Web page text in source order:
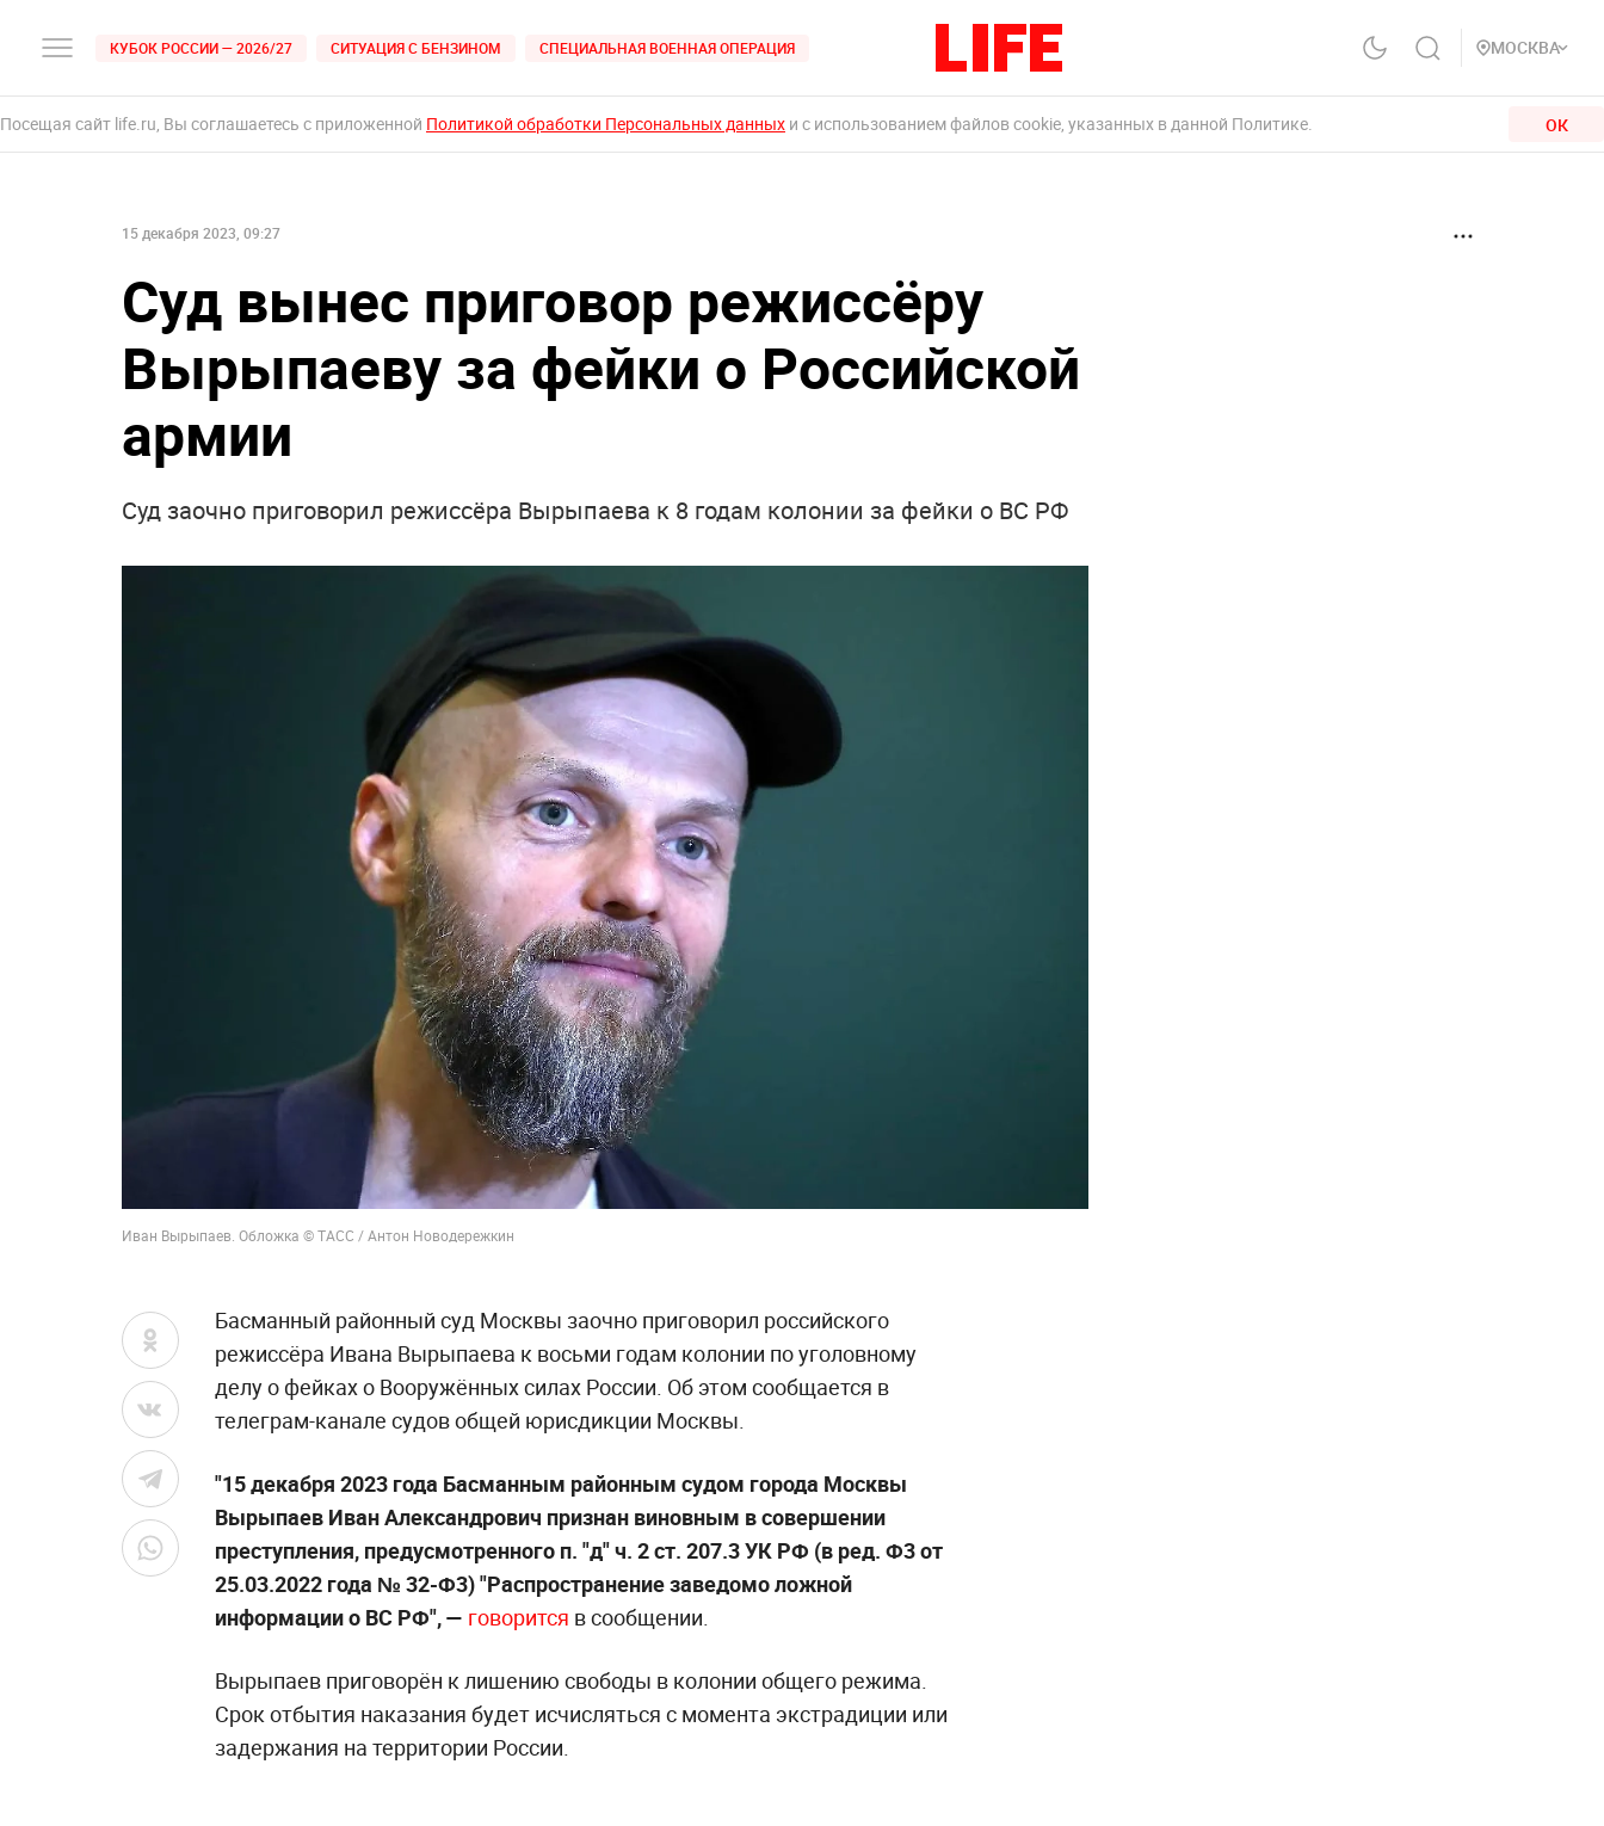
КУБОК РОССИИ — 2026/27 СИТУАЦИЯ С БЕНЗИНОМ СПЕЦИАЛЬНАЯ ВОЕННАЯ ОПЕРАЦИЯ МОСКВА
Посещая сайт life.ru, Вы соглашаетесь с приложенной Политикой обработки Персональных данных и с использованием файлов cookie, указанных в данной Политике. ОК
15 декабря 2023, 09:27
Суд вынес приговор режиссёру
Вырыпаеву за фейки о Российской
армии
Суд заочно приговорил режиссёра Вырыпаева к 8 годам колонии за фейки о ВС РФ
Иван Вырыпаев. Обложка © ТАСС / Антон Новодережкин
Басманный районный суд Москвы заочно приговорил российского
режиссёра Ивана Вырыпаева к восьми годам колонии по уголовному
делу о фейках о Вооружённых силах России. Об этом сообщается в
телеграм-канале судов общей юрисдикции Москвы.
"15 декабря 2023 года Басманным районным судом города Москвы
Вырыпаев Иван Александрович признан виновным в совершении
преступления, предусмотренного п. "д" ч. 2 ст. 207.3 УК РФ (в ред. Ф3 от
25.03.2022 года № 32-Ф3)"Распространение заведомо ложной
информации о ВС РФ",— говорится в сообщении.
Вырыпаев приговорён к лишению свободы в колонии общего режима.
Срок отбытия наказания будет исчисляться с момента экстрадиции или
задержания на территории России.